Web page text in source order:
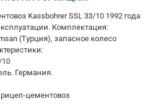
Kassbohrer SSL 33/10 1992 года
Комплектация:
(Турция), запасное колесо
10
Германия.
цементовоз